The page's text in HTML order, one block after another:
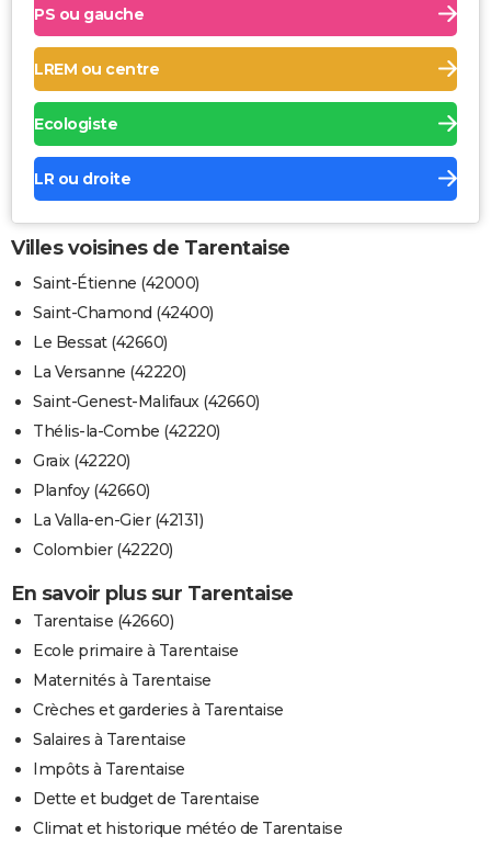
PS ou gauche
LREM ou centre
Ecologiste
LR ou droite
Villes voisines de Tarentaise
Saint-Étienne (42000)
Saint-Chamond (42400)
Le Bessat (42660)
La Versanne (42220)
Saint-Genest-Malifaux (42660)
Thélis-la-Combe (42220)
Graix (42220)
Planfoy (42660)
La Valla-en-Gier (42131)
Colombier (42220)
En savoir plus sur Tarentaise
Tarentaise (42660)
Ecole primaire à Tarentaise
Maternités à Tarentaise
Crèches et garderies à Tarentaise
Salaires à Tarentaise
Impôts à Tarentaise
Dette et budget de Tarentaise
Climat et historique météo de Tarentaise